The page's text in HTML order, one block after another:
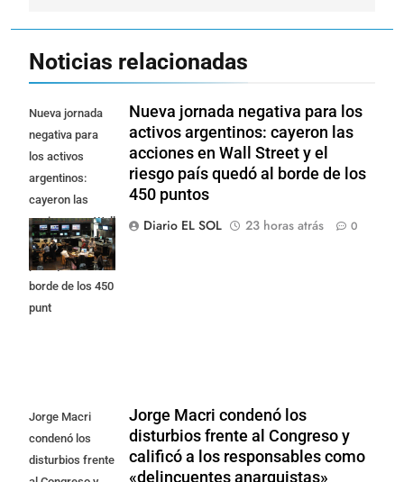
Noticias relacionadas
Nueva jornada
negativa para
los activos
argentinos:
cayeron las
acciones en Wall
Street y el riesgo
país quedó al
borde de los 450
punt
Nueva jornada negativa para los
activos argentinos: cayeron las
acciones en Wall Street y el
riesgo país quedó al borde de los
450 puntos
Diario EL SOL
23 horas atrás 0
Jorge Macri
condenó los
disturbios frente
Jorge Macri condenó los
disturbios frente al Congreso y
calificó a los responsables como
«delincuentes anarquistas»